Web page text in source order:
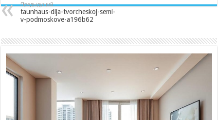
Предыдущий
taunhaus-dlja-tvorcheskoj-semi-
v-podmoskove-a196b62